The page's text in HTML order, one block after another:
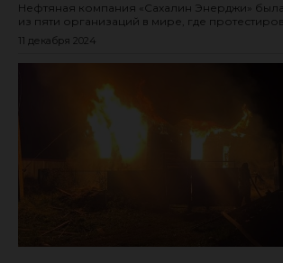
Нефтяная компания «Сахалин Энерджи»
из пяти организаций в мире, где
11 декабря 2024